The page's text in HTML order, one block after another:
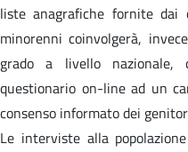
liste anagrafiche fornite dai
minorenni coinvolgerà,
grado a livello nazionale,
questionario on-line ad un
consenso informato dei
Le interviste alla